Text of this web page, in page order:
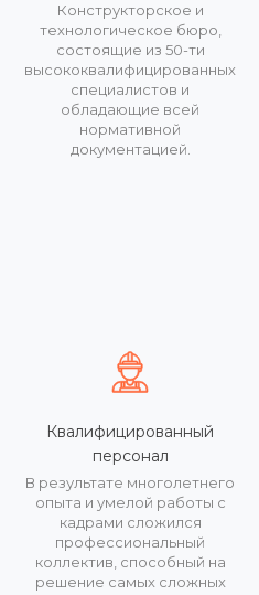
Конструкторское и
технологическое бюро,
состоящие из 50-ти
высококвалифицированных
специалистов и
обладающие всей
нормативной
документацией.
Квалифицированный
персонал
В результате многолетнего
опыта и умелой работы с
кадрами сложился
профессиональный
коллектив, способный на
решение самых сложных